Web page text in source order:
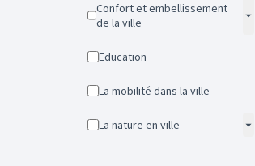
Confort et embellissement
de la ville
Education
La mobilité dans la ville
La nature en ville